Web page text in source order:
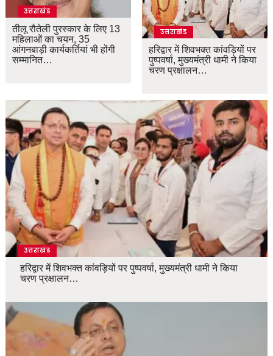
उत्तराखंड
तीलू रौतेली पुरस्कार के लिए 13
महिलाओं का चयन, 35
आंगनबाड़ी कार्यकर्तियां भी होंगी
सम्मानित…
उत्तराखंड
हरिद्वार में शिवभक्त कांवड़ियों पर
पुष्पवर्षा, मुख्यमंत्री धामी ने किया
चरण प्रक्षालन…
उत्तराखंड
हरिद्वार में शिवभक्त कांवड़ियों पर पुष्पवर्षा, मुख्यमंत्री धामी ने किया
चरण प्रक्षालन…